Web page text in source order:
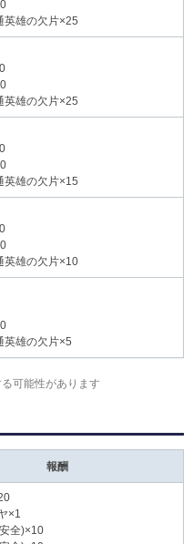
英雄の欠片×25
英雄の欠片×25
英雄の欠片×15
英雄の欠片×10
英雄の欠片×5
可能性があります
報酬
×1
全)×10